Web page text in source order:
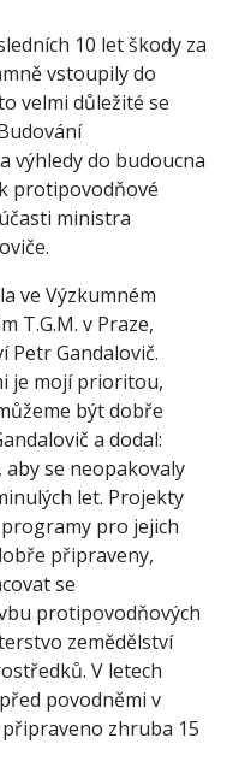
10 let škody za
vstoupily do
velmi důležité se
výhledy do budoucna
protipovodňové
ministra
ve Výzkumném
T.G.M. v Praze,
Petr Gandalovič.
je mojí prioritou,
být dobře
a dodal:
se neopakovaly
let. Projekty
pro jejich
připraveny,
se
protipovodňových
zemědělství
V letech
povodněmi v
zhruba 15